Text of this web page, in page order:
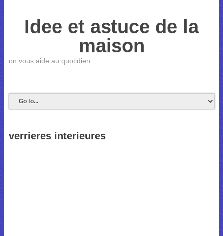
Idee et astuce de la
maison
on vous aide au quotidien
verrieres interieures